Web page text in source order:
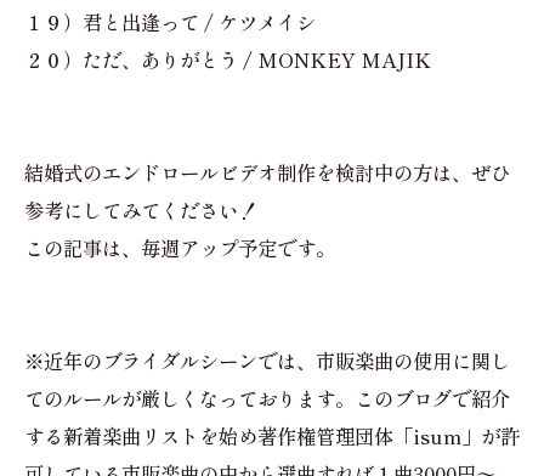
１９）君と出逢って / ケツメイシ
２０）ただ、ありがとう / MONKEY MAJIK
結婚式のエンドロールビデオ制作を検討中の方は、ぜひ
参考にしてみてください！
この記事は、毎週アップ予定です。
※近年のブライダルシーンでは、市販楽曲の使用に関し
てのルールが厳しくなっております。このブログで紹介
する新着楽曲リストを始め著作権管理団体「isum」が許